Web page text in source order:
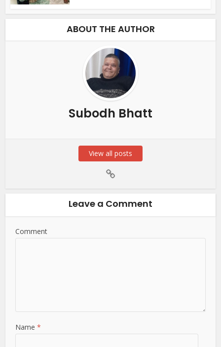
ABOUT THE AUTHOR
Subodh Bhatt
View all posts
Leave a Comment
Comment
Name*